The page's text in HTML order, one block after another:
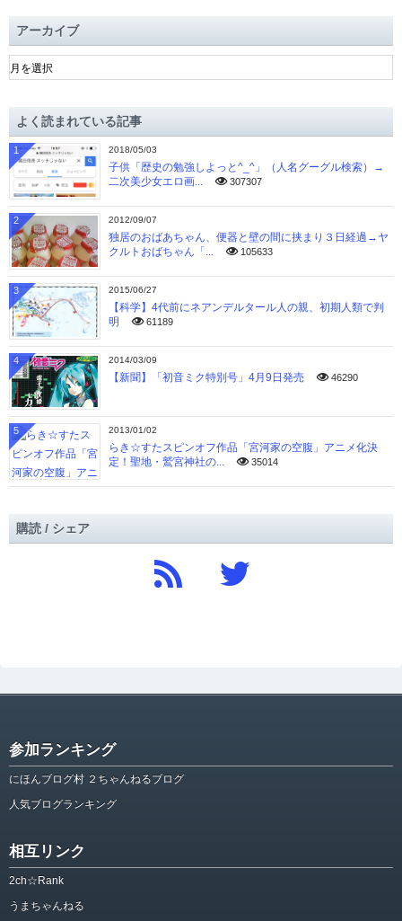
アーカイブ
ア
ー
ブよく読まれている記事
2018/05/03
子供「歴史の勉強しよっと^_^」（人名グーグル検索）→
二次美少女エロ画...
307307
1
2012/09/07
独居のおばあちゃん、便器と壁の間に挟まり３日経過→ヤ
クルトおばちゃん「...
105633
2
2015/06/27
【科学】4代前にネアンデルタール人の親、初期人類で判
明
61189
3
2014/03/09
【新聞】「初音ミク特別号」4月9日発売 46290
4
2013/01/02
らき☆すたスピンオフ作品「宮河家の空腹」アニメ化決
定！聖地・鷲宮神社の...
35014
5
購読 / シェア
参加ランキング
にほんブログ村 ２ちゃんねるブログ
人気ブログランキング
相互リンク
2ch☆Rank
うまちゃんねる